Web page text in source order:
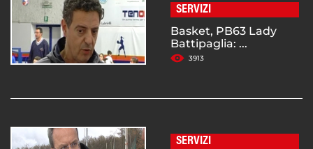
SERVIZI
Basket, PB63 Lady
Battipaglia: ...
3913
SERVIZI